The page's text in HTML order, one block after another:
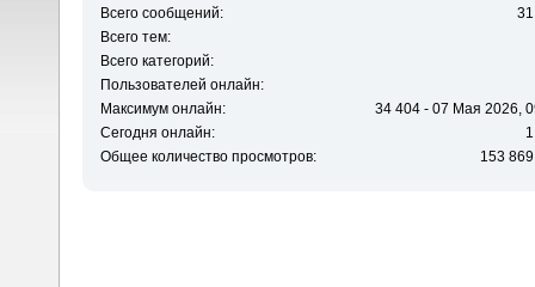
Всего сообщений:
Всего тем:
Всего категорий:
Пользователей онлайн:
Максимум онлайн:
34 404 - 07 Мая 2026,
Сегодня онлайн:
Общее количество просмотров:
153